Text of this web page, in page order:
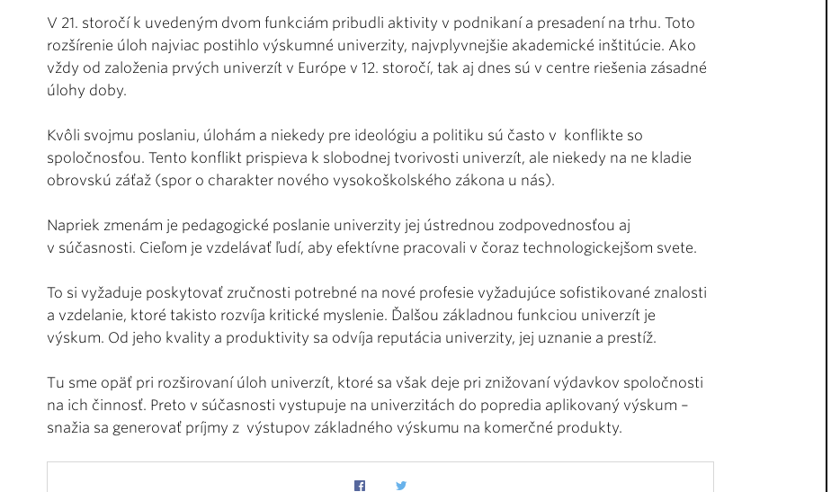
V 21. storočí k uvedeným dvom funkciám pribudli aktivity v podnikaní a presadení na trhu. Toto
rozšírenie úloh najviac postihlo výskumné univerzity, najvplyvnejšie akademické inštitúcie. Ako
vždy od založenia prvých univerzít v Európe v 12. storočí, tak aj dnes sú v centre riešenia zásadné
úlohy doby.
Kvôli svojmu poslaniu, úlohám a niekedy pre ideológiu a politiku sú často v konflikte so
spoločnosťou. Tento konflikt prispieva k slobodnej tvorivosti univerzít, ale niekedy na ne kladie
obrovskú záťaž (spor o charakter nového vysokoškolského zákona u nás).
Napriek zmenám je pedagogické poslanie univerzity jej ústrednou zodpovednosťou aj
v súčasnosti. Cieľom je vzdelávať ľudí, aby efektívne pracovali v čoraz technologickejšom svete.
To si vyžaduje poskytovať zručnosti potrebné na nové profesie vyžadujúce sofistikované znalosti
a vzdelanie, ktoré takisto rozvíja kritické myslenie. Ďalšou základnou funkciou univerzít je
výskum. Od jeho kvality a produktivity sa odvíja reputácia univerzity, jej uznanie a prestíž.
Tu sme opäť pri rozširovaní úloh univerzít, ktoré sa však deje pri znižovaní výdavkov spoločnosti
na ich činnosť. Preto v súčasnosti vystupuje na univerzitách do popredia aplikovaný výskum –
snažia sa generovať príjmy z výstupov základného výskumu na komerčné produkty.